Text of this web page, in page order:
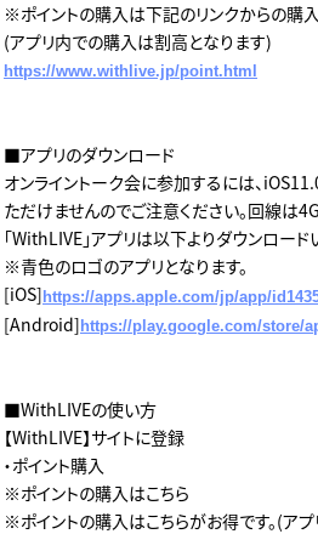
※ポイントの購入は下記のリンクからの購入
(アプリ内での購入は割高となります)
https://www.withlive.jp/point.html
■アプリのダウンロード
オンライントーク会に参加するには、
ただけませんのでご注意ください。回線は
「WithLIVE」アプリは以下よりダウンロード
※青色のロゴのアプリとなります。
[iOS]https://apps.apple.com/jp/app/
[Android]https://play.google.com/store/
■WithLIVEの使い方
【WithLIVE】サイトに登録
・ポイント購入
※ポイントの購入はこちら
※ポイントの購入はこちらがお得です。(ア